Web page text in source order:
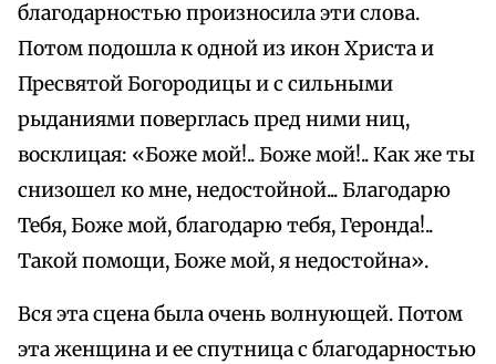
благодарностью произносила эти слова.
Потом подошла к одной из икон Христа и
Пресвятой Богородицы и с сильными
рыданиями поверглась пред ними ниц,
восклицая: «Боже мой!.. Боже мой!.. Как же ты
снизошел ко мне, недостойной... Благодарю
Тебя, Боже мой, благодарю тебя, Геронда!..
Такой помощи, Боже мой, я недостойна».
Вся эта сцена была очень волнующей. Потом
эта женщина и ее спутница с благодарностью